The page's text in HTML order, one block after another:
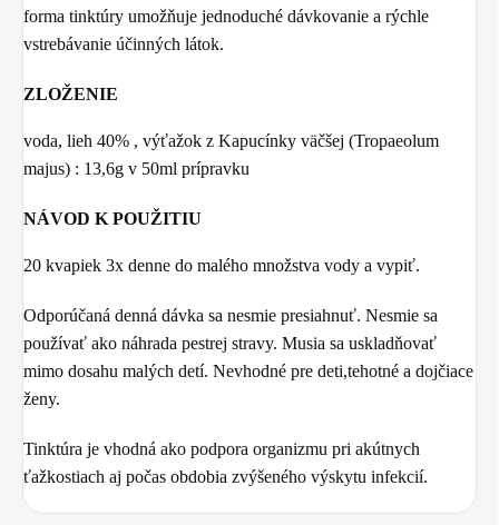
forma tinktúry umožňuje jednoduché dávkovanie a rýchle
vstrebávanie účinných látok.
ZLOŽENIE
voda, lieh 40% , výťažok z Kapucínky väčšej (Tropaeolum
majus) : 13,6g v 50ml prípravku
NÁVOD K POUŽITIU
20 kvapiek 3x denne do malého množstva vody a vypiť.
Odporúčaná denná dávka sa nesmie presiahnuť. Nesmie sa
používať ako náhrada pestrej stravy. Musia sa uskladňovať
mimo dosahu malých detí. Nevhodné pre deti,tehotné a dojčiace
ženy.
Tinktúra je vhodná ako podpora organizmu pri akútnych
ťažkostiach aj počas obdobia zvýšeného výskytu infekcií.